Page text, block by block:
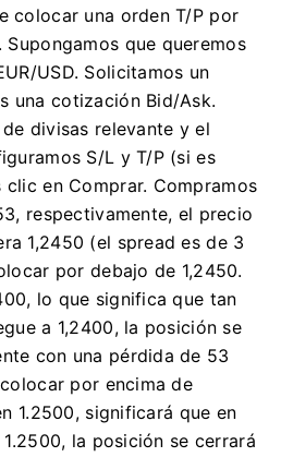
colocar una orden T/P por
Supongamos que queremos
USD. Solicitamos un
una cotización Bid/Ask.
divisas relevante y el
S/L y T/P (si es
clic en Comprar. Compramos
respectivamente, el precio
1,2450 (el spread es de 3
por debajo de 1,2450.
lo que significa que tan
a 1,2400, la posición se
con una pérdida de 53
por encima de
1.2500, significará que en
la posición se cerrará